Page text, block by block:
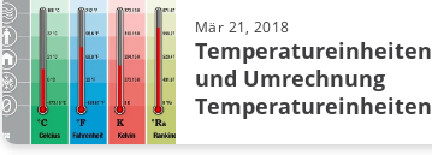
Calibration management
Calibration software
Case Story
Mär 21, 2018
Temperatureinheiten
und Umrechnung
Temperatureinheiten